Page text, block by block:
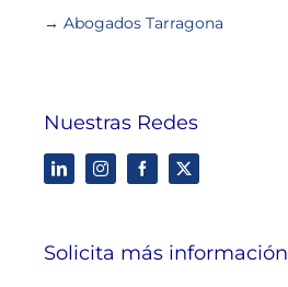
→ Abogados Tarragona
Nuestras Redes
Solicita más información